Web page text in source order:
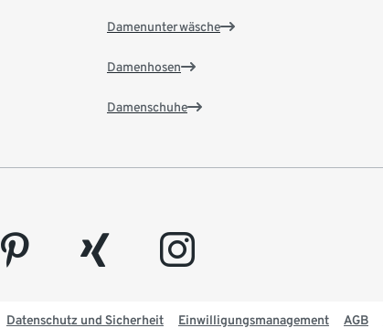
Damenunterwäsche
Damenhosen
Damenschuhe
pinterest xing instagram
Datenschutz und Sicherheit Einwilligungsmanagement AGB